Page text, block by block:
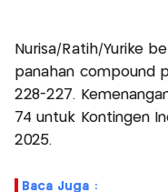
Nurisa/Ratih/Yurike
panahan compound
228-227.
74 untuk Kontingen
2025.
Baca Juga :